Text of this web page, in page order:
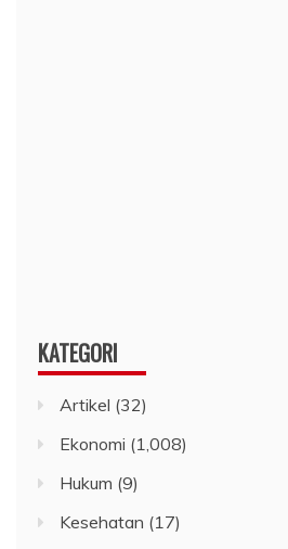
KATEGORI
Artikel (32)
Ekonomi (1,008)
Hukum (9)
Kesehatan (17)